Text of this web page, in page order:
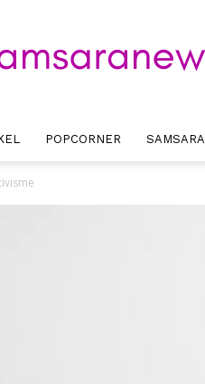
POPCORNER SAMSARA